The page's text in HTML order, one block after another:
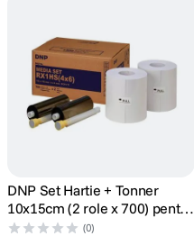
DNP Set Hartie + Tonner
10x15cm (2 role x 700) pentru
DS-RX1
(0)